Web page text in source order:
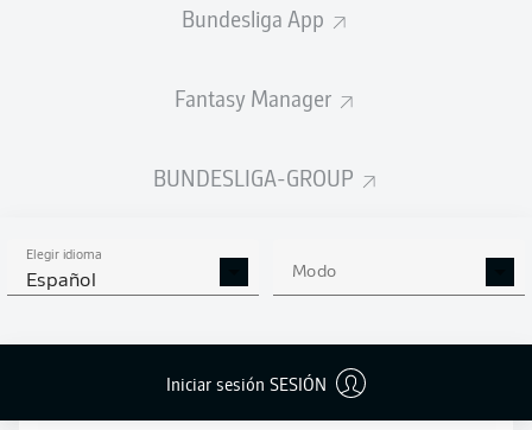
Bundesliga App
Fantasy Manager
BUNDESLIGA-GROUP
Elegir idioma
Español Modo
Iniciar sesión SESIÓN
ESTADÍSTICAS